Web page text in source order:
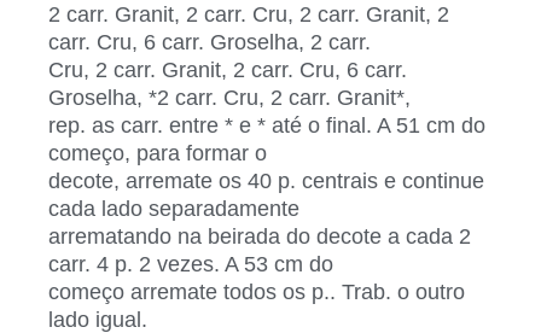
2 carr. Granit, 2 carr. Cru, 2 carr. Granit, 2
carr. Cru, 6 carr. Groselha, 2 carr.
Cru, 2 carr. Granit, 2 carr. Cru, 6 carr.
Groselha, *2 carr. Cru, 2 carr. Granit*,
rep. as carr. entre * e * até o final. A 51 cm do
começo, para formar o
decote, arremate os 40 p. centrais e continue
cada lado separadamente
arrematando na beirada do decote a cada 2
carr. 4 p. 2 vezes. A 53 cm do
começo arremate todos os p.. Trab. o outro
lado igual.